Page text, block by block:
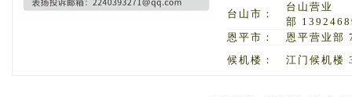
台山市：
台山营业
部
恩平市：
恩平营业部
候机楼：
江门候机楼